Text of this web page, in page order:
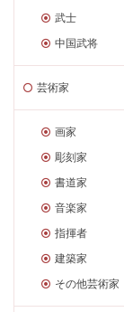
武士
中国武将
芸術家
画家
彫刻家
書道家
音楽家
指揮者
建築家
その他芸術家